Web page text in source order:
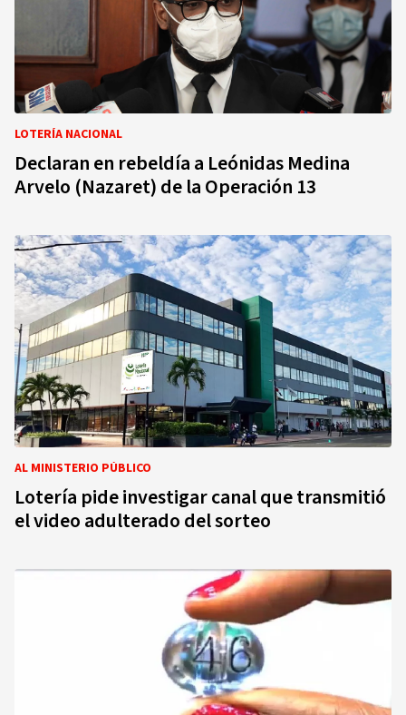
LOTERÍA NACIONAL
Declaran en rebeldía a Leónidas Medina
Arvelo (Nazaret) de la Operación 13
AL MINISTERIO PÚBLICO
Lotería pide investigar canal que transmitió
el video adulterado del sorteo